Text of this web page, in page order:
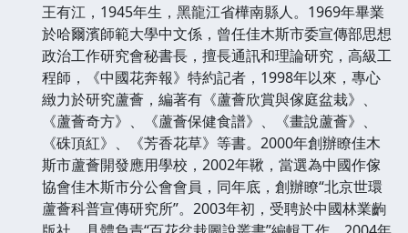
王有江，1945年生，黑龍江省樺南縣人。1969年畢業
於哈爾濱師範大學中文係，曾任佳木斯市委宣傳部思想
政治工作研究會秘書長，擅長通訊和理論研究，高級工
程師，《中國花奔報》特約記者，1998年以來，專心
緻力於研究蘆薈，編著有《蘆薈欣賞與傢庭盆栽》、
《蘆薈奇方》、《蘆薈保健食譜》、《畫說蘆薈》、
《硃頂紅》、《芳香花草》等書。2000年創辦瞭佳木
斯市蘆薈開發應用學校，2002年鞦，當選為中國作傢
協會佳木斯市分公會會員，同年底，創辦瞭“北京世環
蘆薈科普宣傳研究所”。2003年初，受聘於中國林業齣